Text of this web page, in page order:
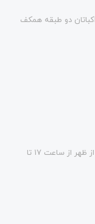
دو طبقه همکف
شنبه تا پنجشنبه، از ساعت ۱۰:۳۰صبح تا ۱۳.۳۰ بعد از ظهر از ساعت ۱۷ تا